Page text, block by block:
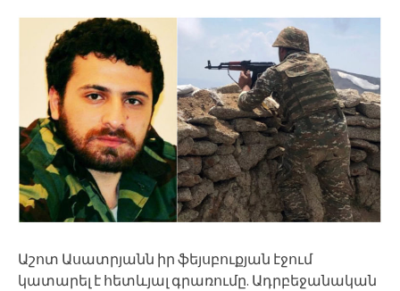
Աշոտ Ասատրյանն իր ֆեյսբուքյան էջում
կատարել է հետևյալ գրառումը. Ադրբեջանական